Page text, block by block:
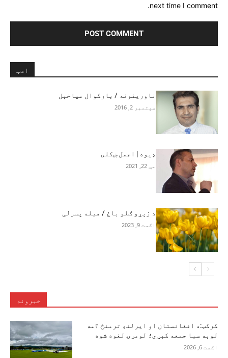
next time I comment.
ادب
ناورينونه / بارکوال مياخېل
سپتمبر 2, 2016
ډيوه | اجمل ښکلى
مې 22, 2021
د زېړو ګلو باغ / هیله پسرلی
اګست 9, 2023
خبرونه
کرکټ:د افغانستان او ایرلنډ ترمنځ ۲مه
لوبه سبا جمعه کېږي؛ لومړۍ لغوه شوه
اګست 6, 2026